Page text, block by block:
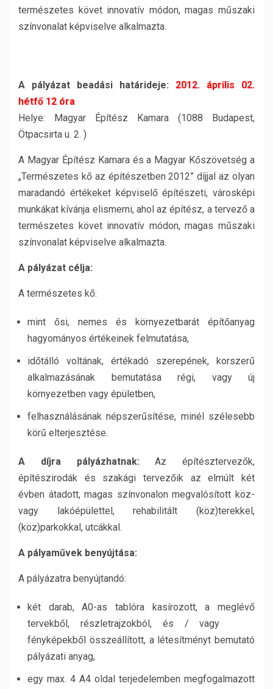
természetes követ innovatív módon, magas műszaki
színvonalat képviselve alkalmazta.
A pályázat beadási határideje: 2012. április 02.
hétfő 12 óra
Helye: Magyar Építész Kamara (1088 Budapest,
Ötpacsirta u. 2. )
A Magyar Építész Kamara és a Magyar Kőszövetség a
„Természetes kő az építészetben 2012” díjjal az olyan
maradandó értékeket képviselő építészeti, városképi
munkákat kívánja elismerni, ahol az építész, a tervező a
természetes követ innovatív módon, magas műszaki
színvonalat képviselve alkalmazta.
A pályázat célja:
A természetes kő:
mint ősi, nemes és környezetbarát építőanyag
hagyományos értékeinek felmutatása,
időtálló voltának, értékadó szerepének, korszerű
alkalmazásának bemutatása régi, vagy új
környezetben vagy épületben,
felhasználásának népszerűsítése, minél szélesebb
körű elterjesztése.
A díjra pályázhatnak: Az építésztervezők,
építészirodák és szakági tervezőik az elmúlt két
évben átadott, magas színvonalon megvalósított köz-
vagy lakóépülettel, rehabilitált (köz)terekkel,
(köz)parkokkal, utcákkal.
A pályaművek benyújtása:
A pályázatra benyújtandó:
két darab, A0-as tablóra kasírozott, a meglévő
tervekből, részletrajzokból, és / vagy
fényképekből összeállított, a létesítményt bemutató
pályázati anyag,
egy max. 4 A4 oldal terjedelemben megfogalmazott